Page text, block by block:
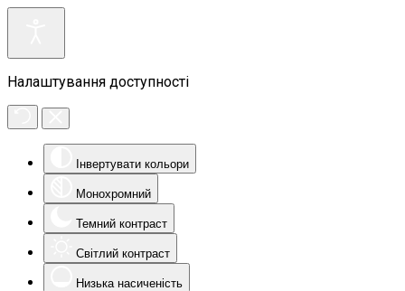
Налаштування доступності
Інвертувати кольори
Монохромний
Темний контраст
Світлий контраст
Низька насиченість